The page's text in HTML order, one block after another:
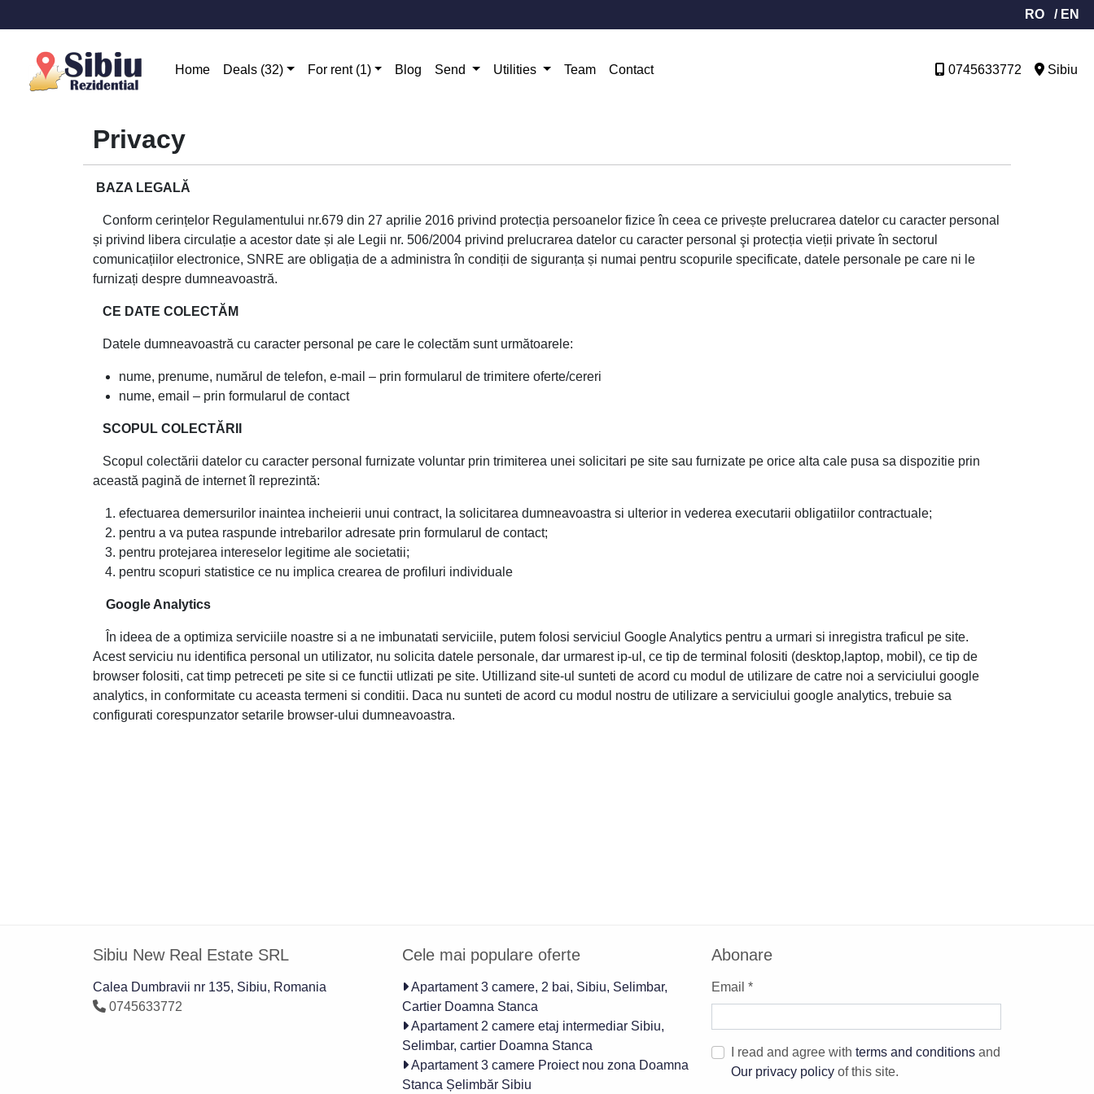
RO / EN
Home Deals (32) For rent (1) Blog Send Utilities Team Contact 0745633772 Sibiu
Privacy
BAZA LEGALĂ
Conform cerințelor Regulamentului nr.679 din 27 aprilie 2016 privind protecția persoanelor fizice în ceea ce privește prelucrarea datelor cu caracter personal
și privind libera circulație a acestor date și ale Legii nr. 506/2004 privind prelucrarea datelor cu caracter personal şi protecția vieții private în sectorul
comunicațiilor electronice, SNRE are obligația de a administra în condiții de siguranța și numai pentru scopurile specificate, datele personale pe care ni le
furnizați despre dumneavoastră.
CE DATE COLECTĂM
Datele dumneavoastră cu caracter personal pe care le colectăm sunt următoarele:
nume, prenume, numărul de telefon, e-mail – prin formularul de trimitere oferte/cereri
nume, email – prin formularul de contact
SCOPUL COLECTĂRII
Scopul colectării datelor cu caracter personal furnizate voluntar prin trimiterea unei solicitari pe site sau furnizate pe orice alta cale pusa sa dispozitie prin
această pagină de internet îl reprezintă:
efectuarea demersurilor inaintea incheierii unui contract, la solicitarea dumneavoastra si ulterior in vederea executarii obligatiilor contractuale;
pentru a va putea raspunde intrebarilor adresate prin formularul de contact;
pentru protejarea intereselor legitime ale societatii;
pentru scopuri statistice ce nu implica crearea de profiluri individuale
Google Analytics
În ideea de a optimiza serviciile noastre si a ne imbunatati serviciile, putem folosi serviciul Google Analytics pentru a urmari si inregistra traficul pe site.
Acest serviciu nu identifica personal un utilizator, nu solicita datele personale, dar urmarest ip-ul, ce tip de terminal folositi (desktop,laptop, mobil), ce tip de
browser folositi, cat timp petreceti pe site si ce functii utlizati pe site. Utillizand site-ul sunteti de acord cu modul de utilizare de catre noi a serviciului google
analytics, in conformitate cu aceasta termeni si conditii. Daca nu sunteti de acord cu modul nostru de utilizare a serviciului google analytics, trebuie sa
configurati corespunzator setarile browser-ului dumneavoastra.
Sibiu New Real Estate SRL
Calea Dumbravii nr 135, Sibiu, Romania
0745633772
Cele mai populare oferte
Apartament 3 camere, 2 bai, Sibiu, Selimbar,
Cartier Doamna Stanca
Apartament 2 camere etaj intermediar Sibiu,
Selimbar, cartier Doamna Stanca
Apartament 3 camere Proiect nou zona Doamna
Stanca Șelimbăr Sibiu
Abonare
Email *
I read and agree with terms and conditions and
Our privacy policy of this site.